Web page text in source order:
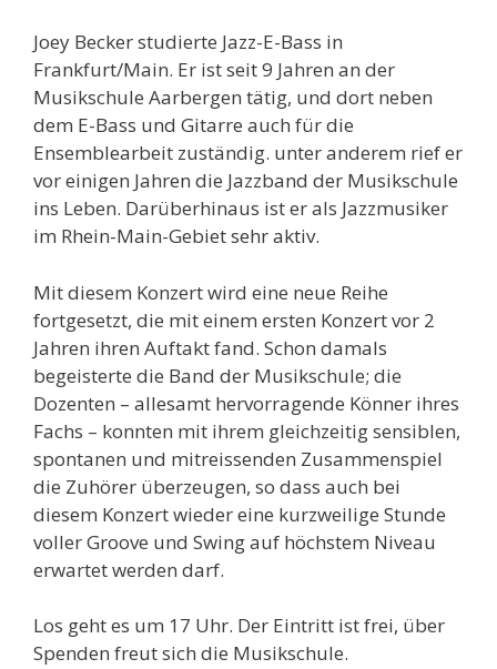
Joey Becker studierte Jazz-E-Bass in
Frankfurt/Main. Er ist seit 9 Jahren an der
Musikschule Aarbergen tätig, und dort neben
dem E-Bass und Gitarre auch für die
Ensemblearbeit zuständig. unter anderem rief er
vor einigen Jahren die Jazzband der Musikschule
ins Leben. Darüberhinaus ist er als Jazzmusiker
im Rhein-Main-Gebiet sehr aktiv.
Mit diesem Konzert wird eine neue Reihe
fortgesetzt, die mit einem ersten Konzert vor 2
Jahren ihren Auftakt fand. Schon damals
begeisterte die Band der Musikschule; die
Dozenten – allesamt hervorragende Könner ihres
Fachs – konnten mit ihrem gleichzeitig sensiblen,
spontanen und mitreissenden Zusammenspiel
die Zuhörer überzeugen, so dass auch bei
diesem Konzert wieder eine kurzweilige Stunde
voller Groove und Swing auf höchstem Niveau
erwartet werden darf.
Los geht es um 17 Uhr. Der Eintritt ist frei, über
Spenden freut sich die Musikschule.